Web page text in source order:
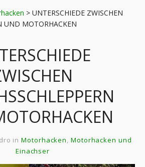
> UNTERSCHIEDE ZWISCHEN
UND MOTORHACKEN
inMotorhacken, Motorhacken und
Einachser